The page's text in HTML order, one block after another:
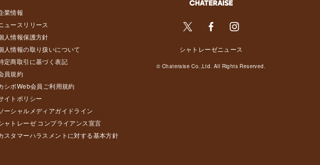
業情報
ュースリリース
人情報保護方針
人情報の取り扱いについて
定商取引に基づく表記
員規約
シポWeb会員ご利用規約
イトポリシー
ーシャルメディアガイドライン
ャトレーゼ コンプライアンス宣言
スタマーハラスメントに対する基本方針
シャトレーゼニュース
© Chateraise Co.,Ltd. All Rights Reserved.